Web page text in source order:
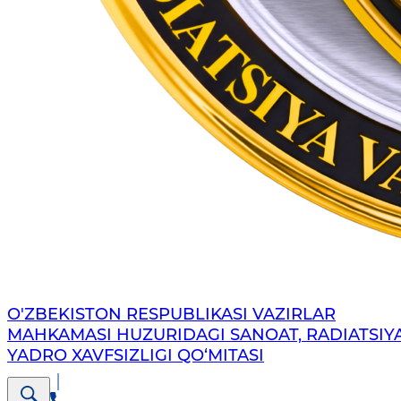
O'ZBEKISTON RESPUBLIKASI VAZIRLAR
MAHKAMASI HUZURIDAGI SANOAT,
YADRO XAVFSIZLIGI QO‘MITASI